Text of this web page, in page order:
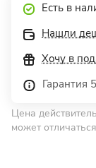
Есть в
Нашли
Хочу в
Гарантия
Цена
может